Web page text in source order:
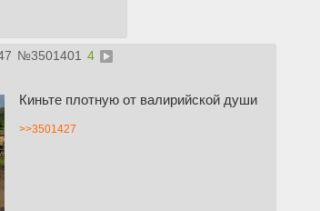
№3501401 4
Киньте плотную от валирийской души
>>3501427